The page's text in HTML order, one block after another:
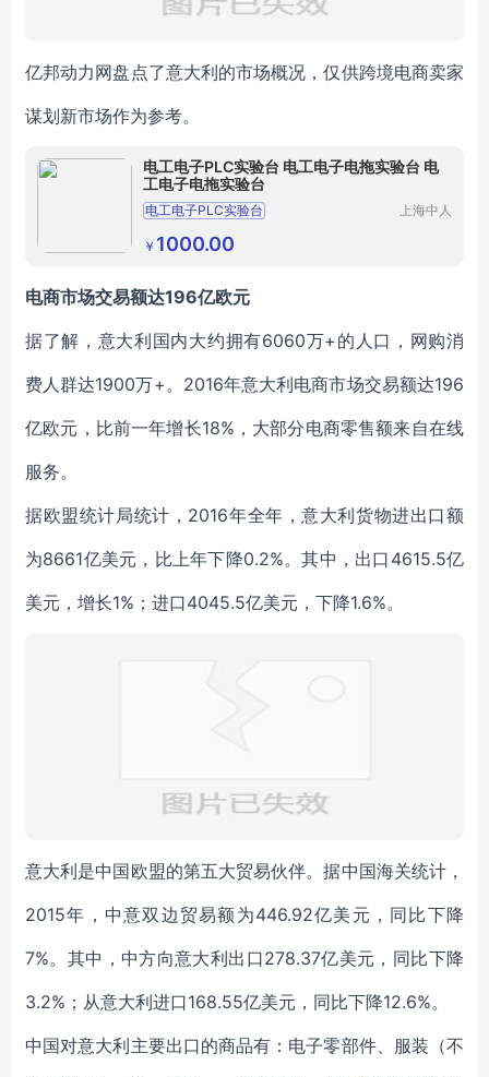
亿邦动力网盘点了意大利的市场概况，仅供跨境电商卖家
谋划新市场作为参考。
电工电子PLC实验台 电工电子电拖实验台 电
工电子电拖实验台
电工电子PLC实验台
电工电子及PLC实训台
电工电子电拖实验台
上海中人
￥ 1000.00
电商市场交易额达196亿欧元
据了解，意大利国内大约拥有6060万+的人口，网购消
费人群达1900万+。2016年意大利电商市场交易额达196
亿欧元，比前一年增长18%，大部分电商零售额来自在线
服务。
据欧盟统计局统计，2016年全年，意大利货物进出口额
为8661亿美元，比上年下降0.2%。其中，出口4615.5亿
美元，增长1%；进口4045.5亿美元，下降1.6%。
意大利是中国欧盟的第五大贸易伙伴。据中国海关统计，
2015年，中意双边贸易额为446.92亿美元，同比下降
7%。其中，中方向意大利出口278.37亿美元，同比下降
3.2%；从意大利进口168.55亿美元，同比下降12.6%。
中国对意大利主要出口的商品有：电子零部件、服装（不